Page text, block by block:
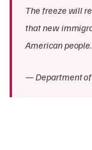
The freeze will
that new
American people.
— Department